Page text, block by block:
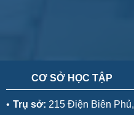
CƠ SỞ HỌC TẬP
• Trụ sở: 215 Điện Biên Phủ,